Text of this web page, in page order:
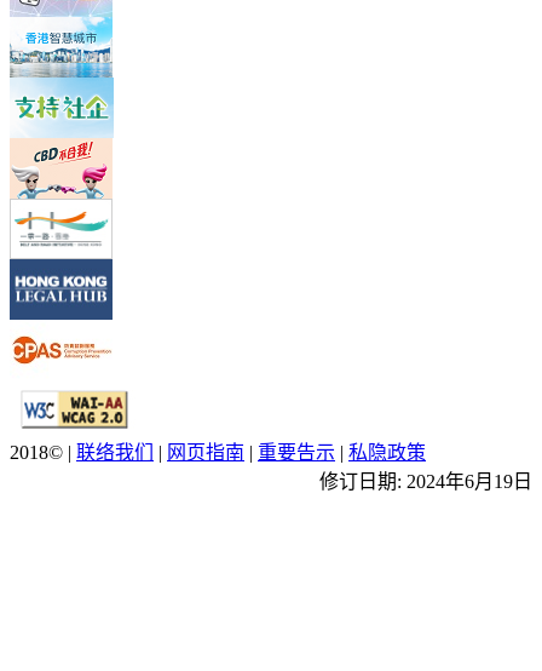
2018© | 联络我们 | 网页指南 | 重要告示 | 私隐政策
修订日期: 2024年6月19日